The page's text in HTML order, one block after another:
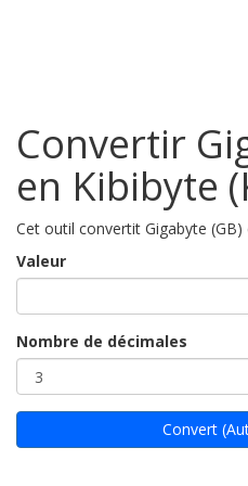
Convertir
en Kibibyte
Cet outil convertit Gigabyte (GB)
Valeur
Nombre de décimales
Convert